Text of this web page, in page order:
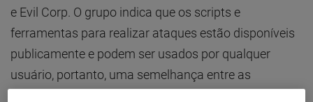
e Evil Corp. O grupo indica que os scripts e
ferramentas para realizar ataques estão disponíveis
publicamente e podem ser usados por qualquer
usuário, portanto, uma semelhança entre as